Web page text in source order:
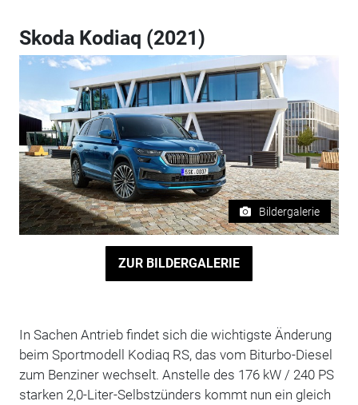
Skoda Kodiaq (2021)
Bildergalerie
ZUR BILDERGALERIE
In Sachen Antrieb findet sich die wichtigste Änderung
beim Sportmodell Kodiaq RS, das vom Biturbo-Diesel
zum Benziner wechselt. Anstelle des 176 kW / 240 PS
starken 2,0-Liter-Selbstzünders kommt nun ein gleich